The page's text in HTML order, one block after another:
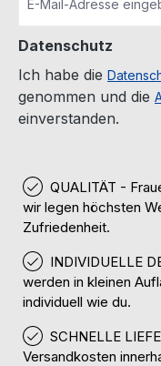
Datenschutz
Ich habe die
genommen und die
einverstanden.
QUALITÄT -
wir legen höchsten
Zufriedenheit.
INDIVIDUELLE
werden in kleinen
individuell wie du.
SCHNELLE
Versandkosten